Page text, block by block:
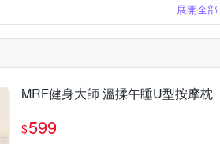
展開全部
MRF健身大師 溫揉午睡U型按摩枕
$599